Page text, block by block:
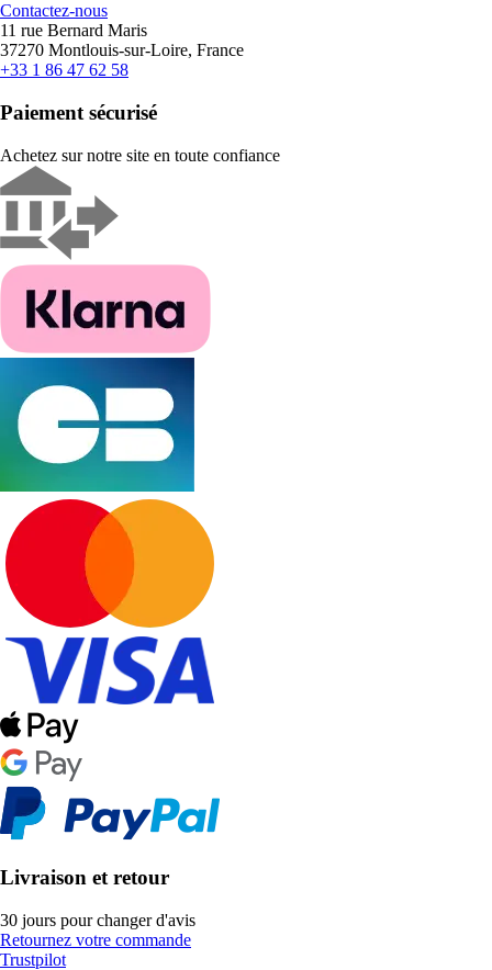
Contactez-nous
11 rue Bernard Maris
37270 Montlouis-sur-Loire, France
+33 1 86 47 62 58
Paiement sécurisé
Achetez sur notre site en toute confiance
Livraison et retour
30 jours pour changer d'avis
Retournez votre commande
Trustpilot